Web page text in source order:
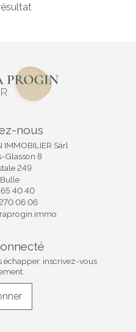
nous
IMMOBILIER Sàrl
Glasson 8
249
40 40
06 06
échapper, inscrivez-vous